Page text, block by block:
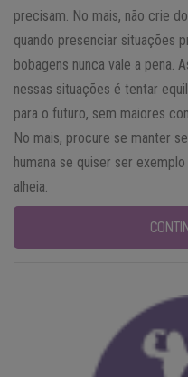
precisam. No mais, não crie
quando presenciar situações
bobagens nunca vale a pena.
nessas situações é tentar
para o futuro, sem maiores
No mais, procure se manter
humana se quiser ser
alheia.